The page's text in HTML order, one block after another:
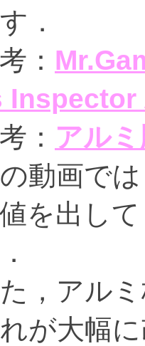
．
：
Inspector
： アル
動画で
を出し
，アル
が大幅